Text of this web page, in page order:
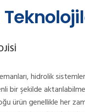
hidrolik
bir şekilde
ürün genellikle her